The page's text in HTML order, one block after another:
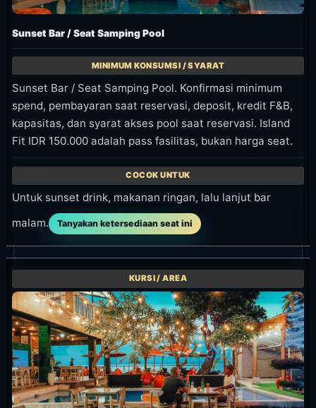
Sunset Bar / Seat Samping Pool
Sunset Bar / Seat Samping Pool. Konfirmasi minimum
spend, pembayaran saat reservasi, deposit, kredit F&B,
kapasitas, dan syarat akses pool saat reservasi. Island
Fit IDR 150.000 adalah pass fasilitas, bukan harga seat.
Untuk sunset drink, makanan ringan, lalu lanjut bar
malam.
Tanyakan ketersediaan seat ini